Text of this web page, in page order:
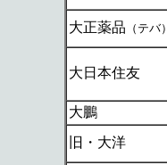
大正薬品 （テバ）
大日本住友
大鵬
旧・大洋